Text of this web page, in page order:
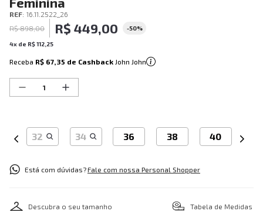
REF: 16.11.2522_26
R$ 898,00 R$ 449,00 -50%
4x de R$112 25
Receba R$ 67,35 de Cashback John John
32 34 36 38 40
Está com dúvidas?Fale com nossa Personal Shopper
Descubra o seu tamanho Tabela de Medidas